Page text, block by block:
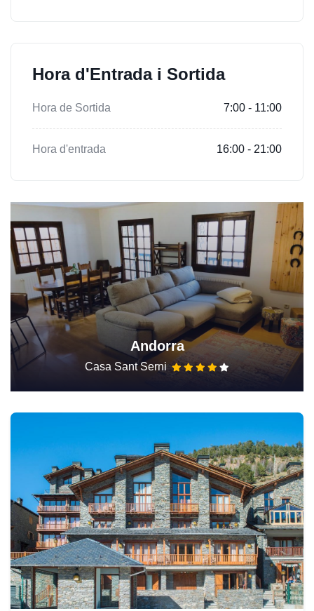
Hora d'Entrada i Sortida
Hora de Sortida 7:00 - 11:00
Hora d'entrada 16:00 - 21:00
Andorra
Casa Sant Serni